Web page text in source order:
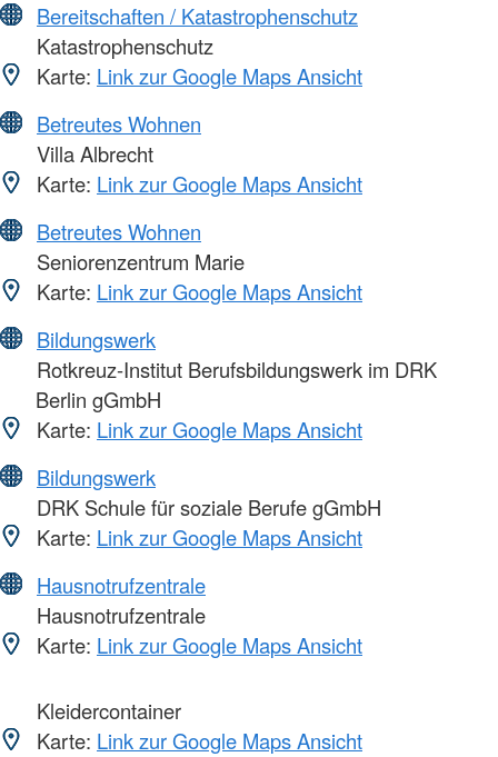
Bereitschaften / Katastrophenschutz
Katastrophenschutz
Karte: Link zur Google Maps Ansicht
Betreutes Wohnen
Villa Albrecht
Karte: Link zur Google Maps Ansicht
Betreutes Wohnen
Seniorenzentrum Marie
Karte: Link zur Google Maps Ansicht
Bildungswerk
Rotkreuz-Institut Berufsbildungswerk im DRK
Berlin gGmbH
Karte: Link zur Google Maps Ansicht
Bildungswerk
DRK Schule für soziale Berufe gGmbH
Karte: Link zur Google Maps Ansicht
Hausnotrufzentrale
Hausnotrufzentrale
Karte: Link zur Google Maps Ansicht
Kleidercontainer
Karte: Link zur Google Maps Ansicht